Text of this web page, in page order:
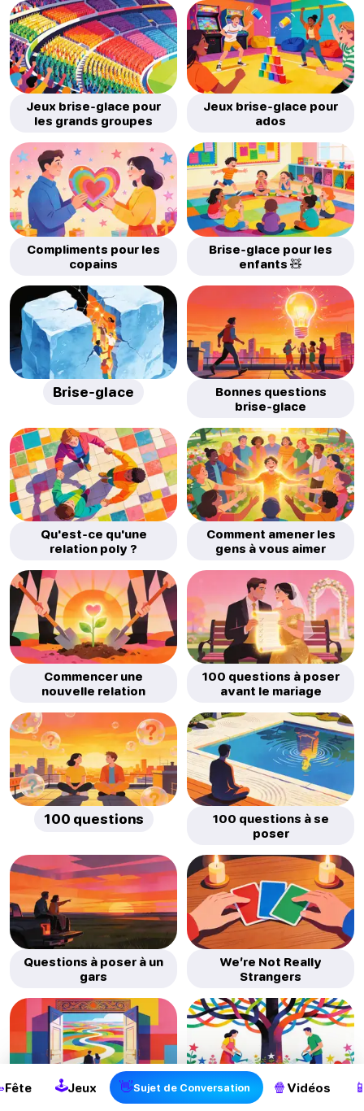
Jeux brise-glace pour
les grands groupes
Jeux brise-glace pour
ados
Compliments pour les
copains
Brise-glace pour les
enfants 🧸
Brise-glace
Bonnes questions
brise-glace
Qu'est-ce qu'une
relation poly ?
Comment amener les
gens à vous aimer
Commencer une
nouvelle relation
100 questions à poser
avant le mariage
100 questions
100 questions à se
poser
Questions à poser à un
gars
We’re Not Really
Strangers
Qu'est-ce qu'une
Comment avoir une
Fête 🕹Jeux 👋Sujet de Conversation 🍿 Vidéos